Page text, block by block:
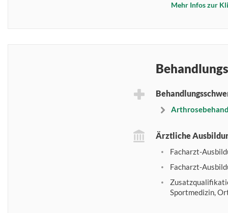
Mehr Infos zur
Ärztliche
Facharzt-
Facharzt-
Sportmedizin,